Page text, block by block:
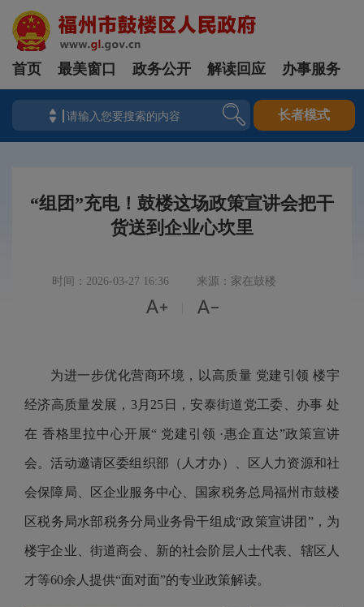
首页 最美窗口 政务公开 解读回应 办事服务
长者模式
“组团”充电！鼓楼这场政策宣讲会把干
货送到企业心坎里
时间：2026-03-27 16:36 来源：家在鼓楼
 
为进一步优化营商环境，以高质量 党建引领 楼宇
经济高质量发展，3月25日，安泰街道党工委、办事 处
在 香格里拉中心开展“ 党建引领 ·惠企直达”政策宣讲
会。活动邀请区委组织部（人才办）、区人力资源和社
会保障局、区企业服务中心、国家税务总局福州市鼓楼
区税务局水部税务分局业务骨干组成“政策宣讲团”，为
楼宇企业、街道商会、新的社会阶层人士代表、辖区人
才等60余人提供“面对面”的专业政策解读。